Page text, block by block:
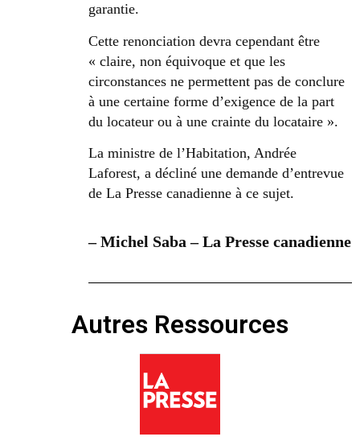
garantie.
Cette renonciation devra cependant être
« claire, non équivoque et que les
circonstances ne permettent pas de conclure
à une certaine forme d’exigence de la part
du locateur ou à une crainte du locataire ».
La ministre de l’Habitation, Andrée
Laforest, a décliné une demande d’entrevue
de La Presse canadienne à ce sujet.
– Michel Saba – La Presse canadienne
Autres Ressources